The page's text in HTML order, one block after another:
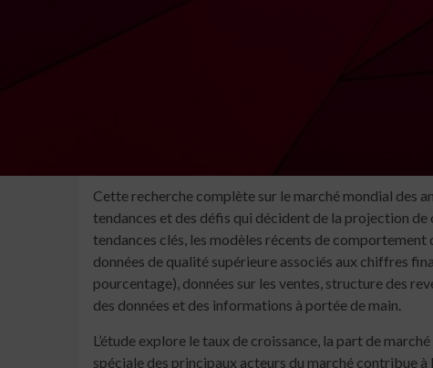
Cette recherche complète sur le marché mondial des
tendances et des défis qui décident de la projection de
tendances clés, les modèles récents de
données de qualité supérieure associés aux chiffres
pourcentage), données sur les ventes, structure des
des données et des informations à portée de main.
L’étude explore le taux de croissance, la part de
spéciale des principaux acteurs du marché contribue à